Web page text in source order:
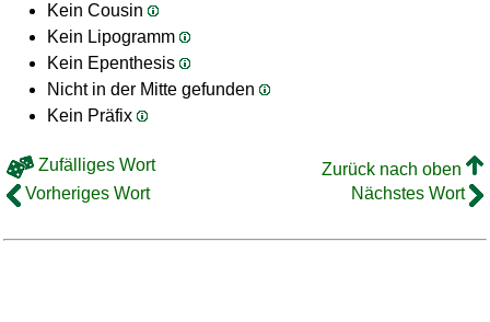
Kein Cousin
Kein Lipogramm
Kein Epenthesis
Nicht in der Mitte gefunden
Kein Präfix
Zufälliges Wort
Zurück nach oben
Vorheriges Wort
Nächstes Wort